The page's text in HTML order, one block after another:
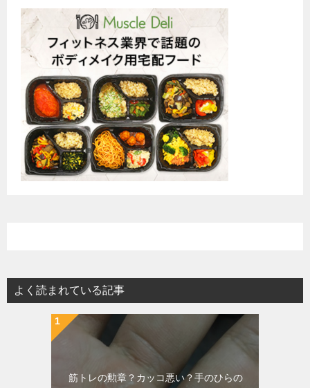
よく読まれている記事
筋トレの勲章？カッコ悪い？手のひらの